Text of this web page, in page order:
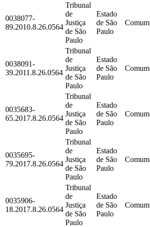
0038077-
89.2010.8.26.0564
Tribunal
de
Justiça
de São
Paulo
Estado
de São
Paulo
Comum
0038091-
39.2011.8.26.0564
Tribunal
de
Justiça
de São
Paulo
Estado
de São
Paulo
Comum
0035683-
65.2017.8.26.0564
Tribunal
de
Justiça
de São
Paulo
Estado
de São
Paulo
Comum
0035695-
79.2017.8.26.0564
Tribunal
de
Justiça
de São
Paulo
Estado
de São
Paulo
Comum
0035906-
18.2017.8.26.0564
Tribunal
de
Justiça
de São
Paulo
Estado
de São
Paulo
Comum